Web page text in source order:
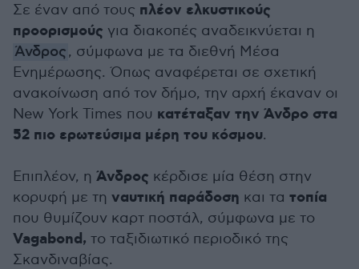
Σε έναν από τους πλέον ελκυστικούς
προορισμούς για διακοπές αναδεικνύεται η
Άνδρος, σύμφωνα με τα διεθνή Μέσα
Ενημέρωσης. Όπως αναφέρεται σε σχετική
ανακοίνωση από τον δήμο, την αρχή έκαναν οι
New York Times που κατέταξαν την Άνδρο στα
52 πιο ερωτεύσιμα μέρη του κόσμου.
Επιπλέον, η Άνδρος κέρδισε μία θέση στην
κορυφή με τη ναυτική παράδοση και τα τοπία
που θυμίζουν καρτ ποστάλ, σύμφωνα με το
Vagabond, το ταξιδιωτικό περιοδικό της
Σκανδιναβίας.